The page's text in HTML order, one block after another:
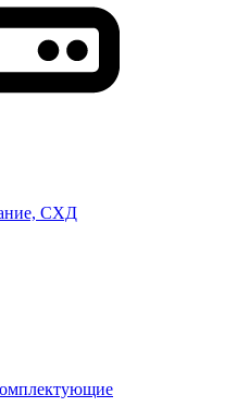
СХД